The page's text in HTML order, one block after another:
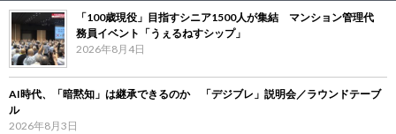
「100歳現役」目指すシニア1500人が集結 マンション管理代
務員イベント「うぇるねすシップ」
2026年8月4日
AI時代、「暗黙知」は継承できるのか 「デジブレ」説明会／ラウンドテーブ
ル
2026年8月3日